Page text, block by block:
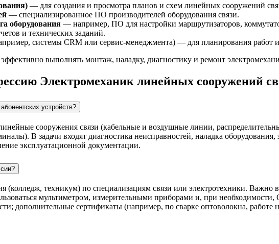
— для создания и просмотра планов и схем линейных сооружений
— специализированное ПО производителей оборудования связи.
оборудования — например, ПО для настройки маршрутизаторов,
и технических заданий.
системы CRM или сервис-менеджмента) — для планирования работ
выполнять монтаж, наладку, диагностику и ремонт
Электромеханик линейных сооружений
устройств?
сооружения связи (кабельные и воздушные линии,
В задачи входят диагностика неисправностей, наладка
эксплуатационной документации.
(колледж, техникум) по специализациям связи или электротехники. Важно
мультиметром, измерительными приборами и, при
дополнительные сертификаты (например, по сварке оптоволокна, работе